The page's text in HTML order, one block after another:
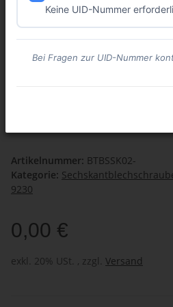
Edelstahl
Artikelnummer: BTBSSK02-
Kategorie:
9230
0,00 €
exkl. 20% USt. , zzgl. Versand
Keine UID-Nummer
Bei Fragen zur UID-Nummer